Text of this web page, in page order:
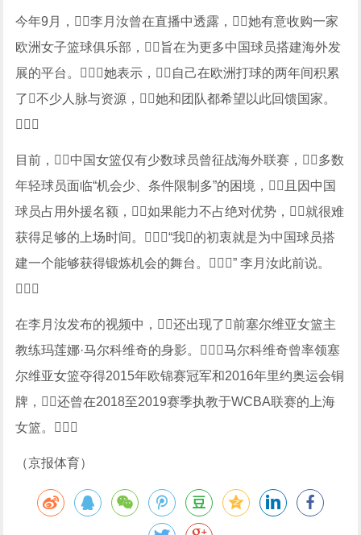
今年9月，李月汝曾在直播中透露，她有意收购一家
欧洲女子篮球俱乐部，旨在为更多中国球员搭建海外发
展的平台。她表示，自己在欧洲打球的两年间积累
了不少人脉与资源，她和团队都希望以此回馈国家。

目前，中国女篮仅有少数球员曾征战海外联赛，多数
年轻球员面临“机会少、条件限制多”的困境，且因中国
球员占用外援名额，如果能力不占绝对优势，就很难
获得足够的上场时间。“我的初衷就是为中国球员搭
建一个能够获得锻炼机会的舞台。” 李月汝此前说。

在李月汝发布的视频中，还出现了前塞尔维亚女篮主
教练玛莲娜·马尔科维奇的身影。马尔科维奇曾率领塞
尔维亚女篮夺得2015年欧锦赛冠军和2016年里约奥运会铜
牌，还曾在2018至2019赛季执教于WCBA联赛的上海
女篮。
（京报体育）